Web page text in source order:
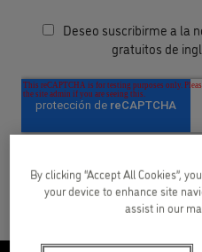
Deseo suscribirme a la
gratuitos de
By clicking “Accept All Cookies”,
your device to enhance site
assist in our